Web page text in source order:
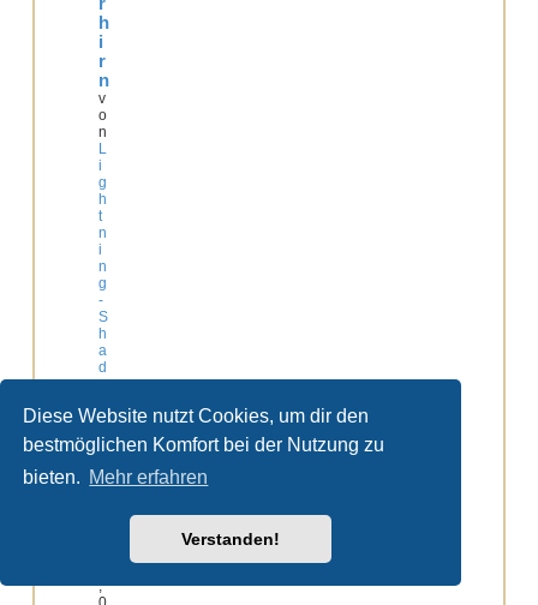
Diese Website nutzt Cookies, um dir den
bestmöglichen Komfort bei der Nutzung zu
bieten. Mehr erfahren
Verstanden!
h
i
r
n
v
o
n
L
i
g
h
t
n
i
n
g
-
S
h
a
d
e
0
8
.
0
5
,